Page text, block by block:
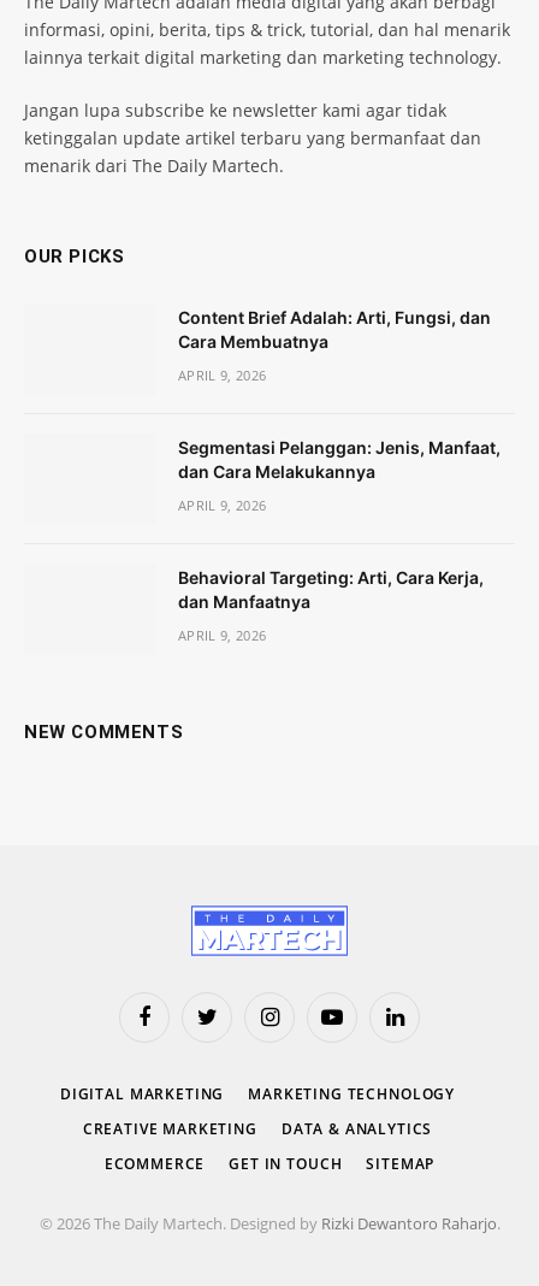
informasi, opini, berita, tips & trick, tutorial, dan hal menarik
lainnya terkait digital marketing dan marketing technology.
Jangan lupa subscribe ke newsletter kami agar tidak
ketinggalan update artikel terbaru yang bermanfaat dan
menarik dari The Daily Martech.
OUR PICKS
Content Brief Adalah: Arti, Fungsi, dan
Cara Membuatnya
APRIL 9, 2026
Segmentasi Pelanggan: Jenis, Manfaat,
dan Cara Melakukannya
APRIL 9, 2026
Behavioral Targeting: Arti, Cara Kerja,
dan Manfaatnya
APRIL 9, 2026
NEW COMMENTS
FacebookTwitter InstagramYouTubeLinkedIn
DIGITAL MARKETING
MARKETING TECHNOLOGY
CREATIVE MARKETING
DATA & ANALYTICS
ECOMMERCE
GET IN TOUCH SITEMAP
© 2026 The Daily Martech. Designed by Rizki Dewantoro Raharjo.